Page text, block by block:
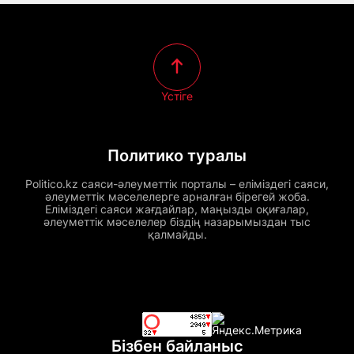
Политико туралы
Politico.kz саяси-әлеуметтік порталы – еліміздегі саяси,
әлеуметтік мәселелерге арналған бірегей жоба.
Еліміздегі саяси жағдайлар, маңызды оқиғалар,
әлеуметтік мәселелер біздің назарымыздан тыс
қалмайды.
Үстіге
Бізбен байланыс